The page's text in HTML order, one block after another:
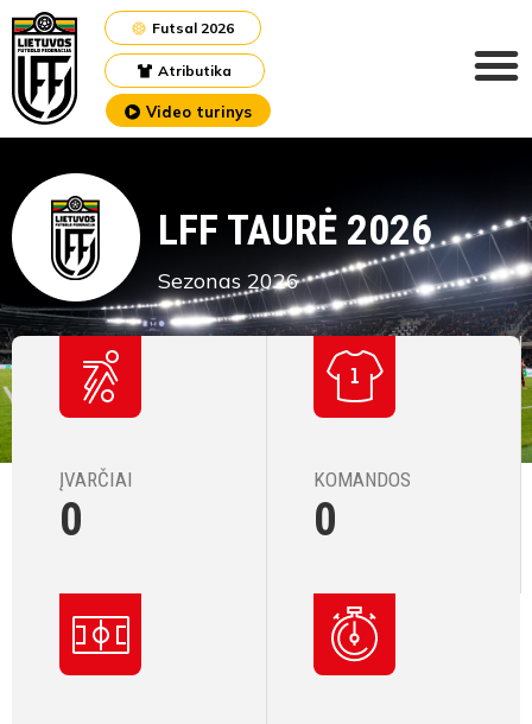
Atributika
Futsal 2026
Video turinys
LFF TAURĖ 2026
Sezonas 2026
ĮVARČIAI
0
KOMANDOS
0